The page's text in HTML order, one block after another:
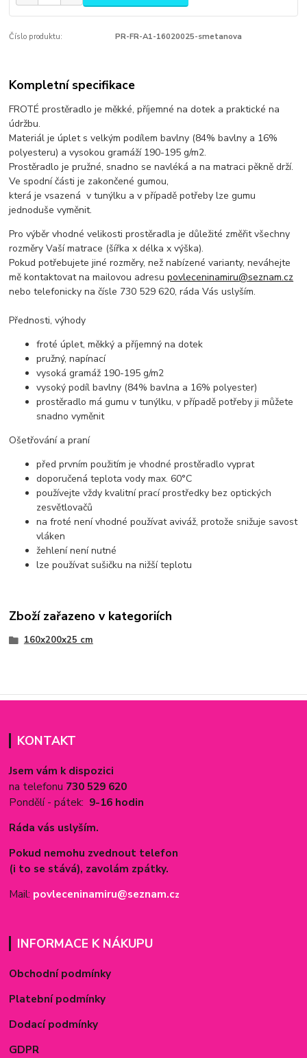
Číslo produktu: PR-FR-A1-16020025-smetanova
Kompletní specifikace
FROTÉ prostěradlo je měkké, příjemné na dotek a praktické na
údržbu.
Materiál je úplet s velkým podílem bavlny (84% bavlny a 16%
polyesteru) a vysokou gramáží 190-195 g/m2.
Prostěradlo je pružné, snadno se navléká a na matraci pěkně drží.
Ve spodní části je zakončené gumou,
která je vsazená v tunýlku a v případě potřeby lze gumu
jednoduše vyměnit.
Pro výběr vhodné velikosti prostěradla je důležité změřit všechny
rozměry Vaší matrace (šířka x délka x výška).
Pokud potřebujete jiné rozměry, než nabízené varianty, neváhejte
mě kontaktovat na mailovou adresupovleceninamiru@seznam.cz
nebo telefonicky na čísle 730 529 620, ráda Vás uslyším.
Přednosti, výhody
froté úplet, měkký a příjemný na dotek
pružný, napínací
vysoká gramáž 190-195 g/m2
vysoký podíl bavlny (84% bavlna a 16% polyester)
prostěradlo má gumu v tunýlku, v případě potřeby ji můžete
snadno vyměnit
Ošetřování a praní
před prvním použitím je vhodné prostěradlo vyprat
doporučená teplota vody max. 60°C
používejte vždy kvalitní prací prostředky bez optických
zesvětlovačů
na froté není vhodné používat aviváž, protože snižuje savost
vláken
žehlení není nutné
lze používat sušičku na nižší teplotu
Zboží zařazeno v kategoriích
160x200x25 cm
KONTAKT
Jsem vám k dispozici
na telefonu 730 529 620
Pondělí - pátek: 9-16 hodin
Ráda vás uslyším.
Pokud nemohu zvednout telefon
(i to se stává), zavolám zpátky.
Mail: povleceninamiru@seznam.cz
INFORMACE K NÁKUPU
Obchodní podmínky
Platební podmínky
Dodací podmínky
GDPR